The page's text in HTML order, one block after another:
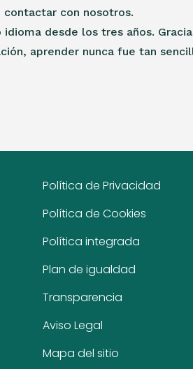
contactar con nosotros.
desde los tres años.
aprender nunca fue tan
Política de Privacidad
Política de Cookies
Política integrada
Plan de igualdad
Transparencia
Aviso Legal
Mapa del sitio